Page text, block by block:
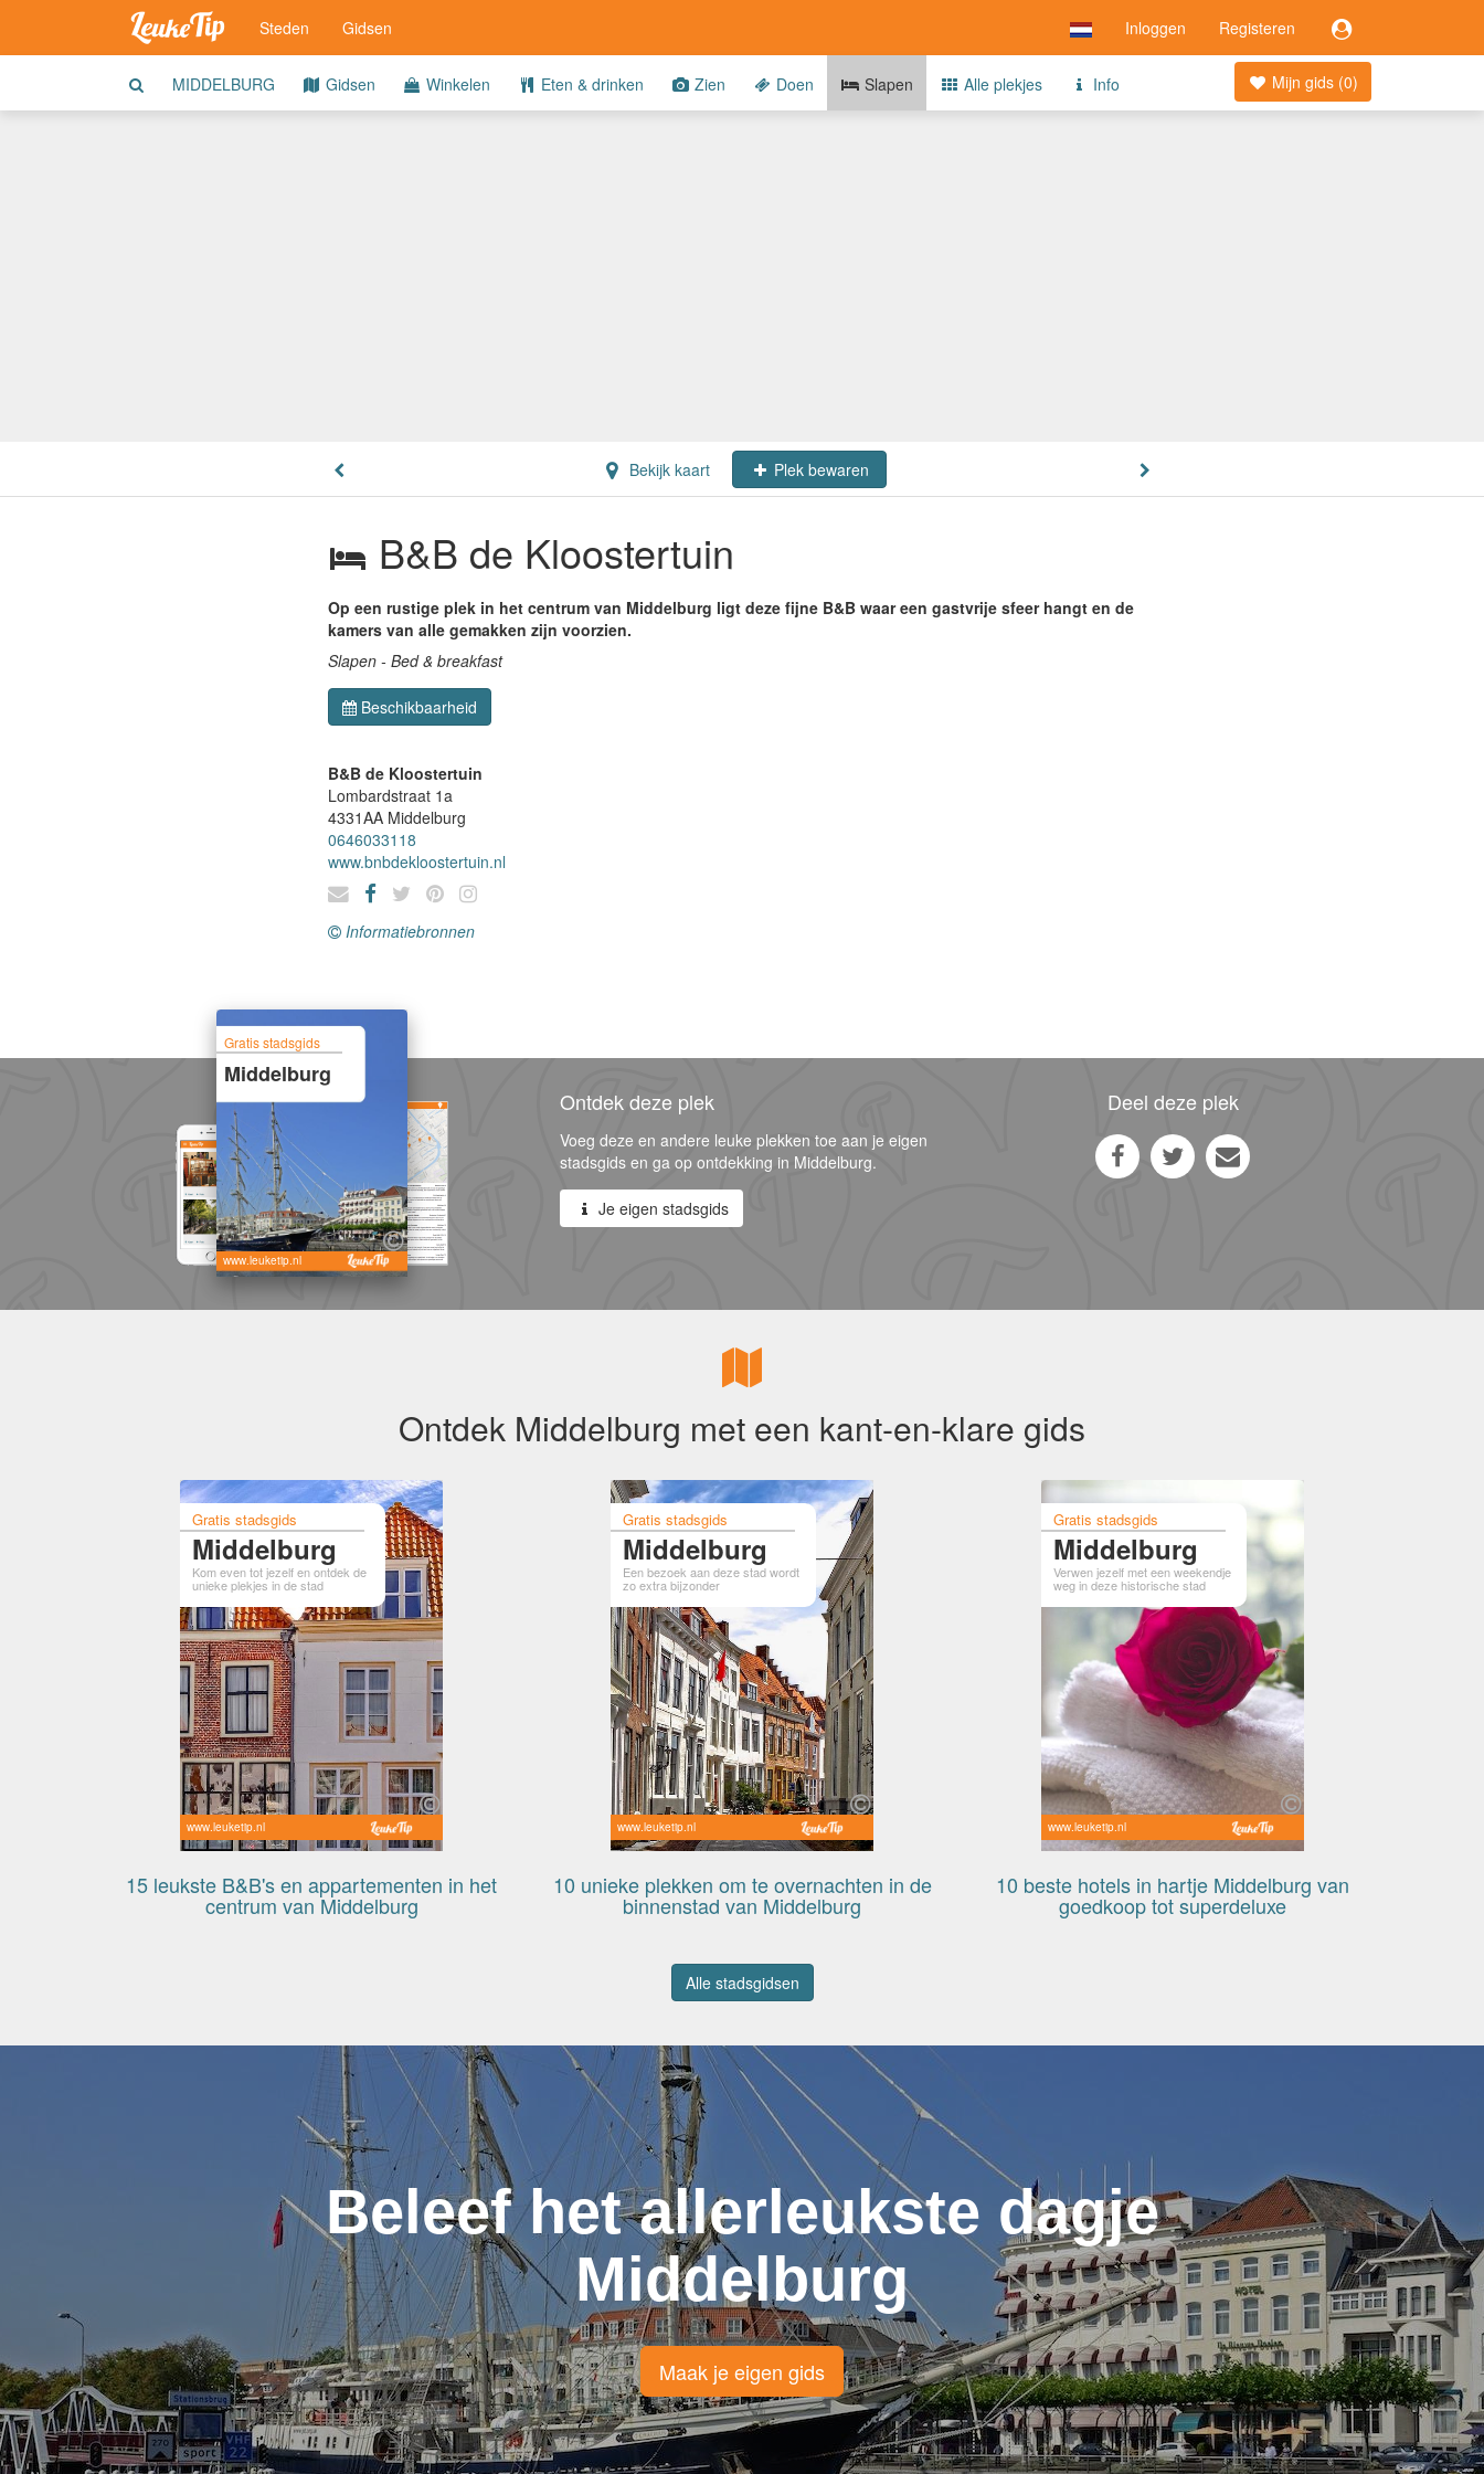
Inloggen Registeren
Steden Gidsen
Mijn gids (0)
MIDDELBURG Gidsen Winkelen Eten & drinken Zien Doen Slapen Alle plekjes Info
Bekijk kaart Plek bewaren
B&B de Kloostertuin
Op een rustige plek in het centrum van Middelburg ligt deze fijne B&B waar een gastvrije sfeer hangt en de
kamers van alle gemakken zijn voorzien.
Slapen - Bed & breakfast
Beschikbaarheid
B&B de Kloostertuin
Lombardstraat 1a
4331AA Middelburg
0646033118
www.bnbdekloostertuin.nl
Informatiebronnen
Gratis stadsgids
Middelburg
www.leuketip.nl
Ontdek deze plek
Voeg deze en andere leuke plekken toe aan je eigen
stadsgids en ga op ontdekking in Middelburg.
Je eigen stadsgids
Deel deze plek
Ontdek Middelburg met een kant-en-klare gids
Gratis stadsgids
Middelburg
Kom even tot jezelf en ontdek de
unieke plekjes in de stad
www.leuketip.nl
15 leukste B&B's en appartementen in het
centrum van Middelburg
Gratis stadsgids
Middelburg
Een bezoek aan deze stad wordt
zo extra bijzonder
www.leuketip.nl
10 unieke plekken om te overnachten in de
binnenstad van Middelburg
Gratis stadsgids
Middelburg
Verwen jezelf met een weekendje
weg in deze historische stad
www.leuketip.nl
10 beste hotels in hartje Middelburg van
goedkoop tot superdeluxe
Alle stadsgidsen
Beleef het allerleukste dagje
Middelburg
Maak je eigen gids